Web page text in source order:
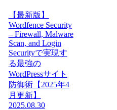
【最新版】
Wordfence Security
– Firewall, Malware
Scan, and Login
Securityで実現す
る最強の
WordPressサイト
防御術【2025年4
月更新】
2025.08.30